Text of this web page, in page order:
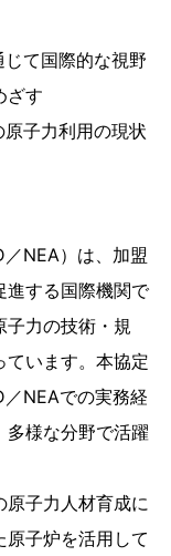
て国際的な視野
ざす
子力利用の現状
NEA）は、加盟
進する国際機関で
子力の技術・規
ています。本協定
NEAでの実務経
多様な分野で活躍
原子力人材育成に
子炉を活用して